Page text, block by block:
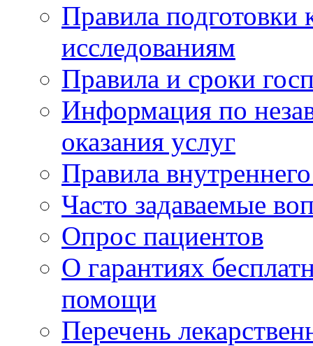
Правила подготовки
исследованиям
Правила и сроки
Информация по
оказания услуг
Правила
Часто задаваемые
Опрос пациентов
О гарантиях
помощи
Перечень